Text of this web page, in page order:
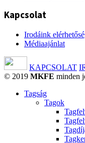
Kapcsolat
Irodáink
Médiaajánlat
KAPCSOLAT
© 2019 MKFE minden
Tagság
Tagok